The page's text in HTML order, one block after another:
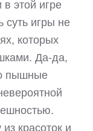
этой игре
суть игры не
которых
Да-да,
пышные
красоток и